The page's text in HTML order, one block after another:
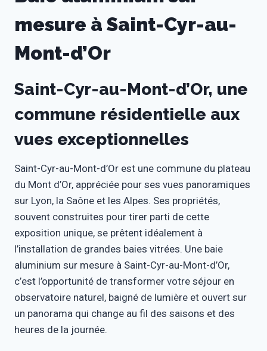
mesure à Saint-Cyr-au-
Mont-d’Or
Saint-Cyr-au-Mont-d’Or, une
commune résidentielle aux
vues exceptionnelles
Saint-Cyr-au-Mont-d’Or est une commune du plateau
du Mont d’Or, appréciée pour ses vues panoramiques
sur Lyon, la Saône et les Alpes. Ses propriétés,
souvent construites pour tirer parti de cette
exposition unique, se prêtent idéalement à
l’installation de grandes baies vitrées. Une baie
aluminium sur mesure à Saint-Cyr-au-Mont-d’Or,
c’est l’opportunité de transformer votre séjour en
observatoire naturel, baigné de lumière et ouvert sur
un panorama qui change au fil des saisons et des
heures de la journée.